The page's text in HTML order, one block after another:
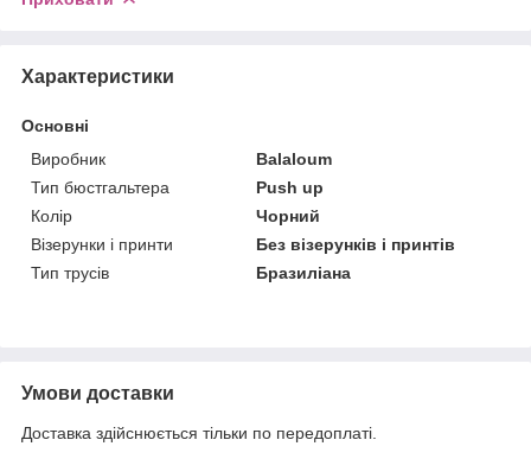
Характеристики
Основні
Виробник
Balaloum
Тип бюстгальтера
Push up
Колір
Чорний
Візерунки і принти
Без візерунків і принтів
Тип трусів
Бразиліана
Умови доставки
Доставка здійснюється тільки по передоплаті.